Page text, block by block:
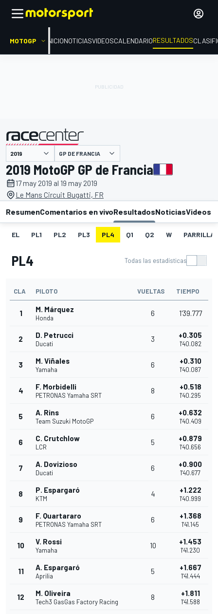
MOTOGP INICIONOTICIASVIDEOSCALENDARIORESULTADOS
presentado por GP DE FRANCIA
2019 MotoGP GP de Francia
17 may 2019 al 19 may 2019
Le Mans Circuit Bugatti, FR
ResumenComentarios en vivoResultadosNoticiasVideos
EL PL1 PL2 PL3 PL4 Q1 Q2 W PARRILLA
PL4 Todas las estadísticas
CLA PILOTO VUELTAS TIEMPO
1 M. Márquez
Honda
6 1'39.777
2 D. Petrucci
Ducati
3 +0.305
1'40.082
3 M. Viñales
Yamaha
6 +0.310
1'40.087
4 F. Morbidelli
PETRONAS Yamaha SRT
8 +0.518
1'40.295
5 A. Rins
Team Suzuki MotoGP
6 +0.632
1'40.409
6 C. Crutchlow
LCR
5 +0.879
1'40.656
7 A. Dovizioso
Ducati
6 +0.900
1'40.677
8 P. Espargaró
KTM
4 +1.222
1'40.999
9 F. Quartararo
PETRONAS Yamaha SRT
6 +1.368
1'41.145
10 V. Rossi
Yamaha
10 +1.453
1'41.230
11 A. Espargaró
Aprilia
5 +1.667
1'41.444
12 M. Oliveira
Tech3 GasGas Factory Racing
8 +1.811
1'41.588